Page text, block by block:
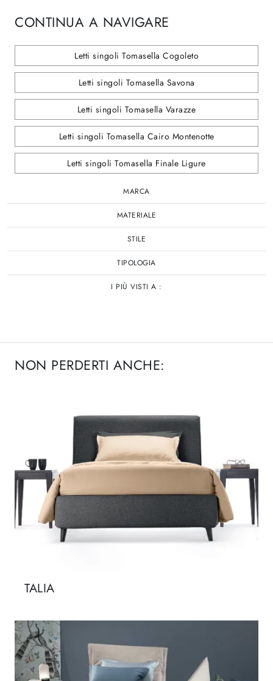
CONTINUA A NAVIGARE
Letti singoli Tomasella Cogoleto
Letti singoli Tomasella Savona
Letti singoli Tomasella Varazze
Letti singoli Tomasella Cairo Montenotte
Letti singoli Tomasella Finale Ligure
MARCA
MATERIALE
STILE
TIPOLOGIA
I PIÙ VISTI A :
NON PERDERTI ANCHE:
TALIA